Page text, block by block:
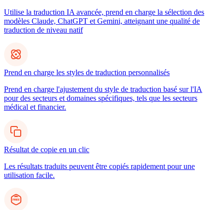
Utilise la traduction IA avancée, prend en charge la sélection des
modèles Claude, ChatGPT et Gemini, atteignant une qualité de
traduction de niveau natif
Prend en charge les styles de traduction personnalisés
Prend en charge l'ajustement du style de traduction basé sur l'IA
pour des secteurs et domaines spécifiques, tels que les secteurs
médical et financier.
Résultat de copie en un clic
Les résultats traduits peuvent être copiés rapidement pour une
utilisation facile.